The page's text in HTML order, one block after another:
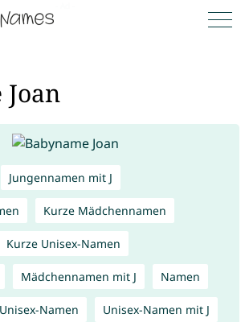
Jungennamen mit J
Kurze Mädchennamen
Kurze Unisex-Namen
Mädchennamen mit J Namen
Unisex-Namen Unisex-Namen mit J